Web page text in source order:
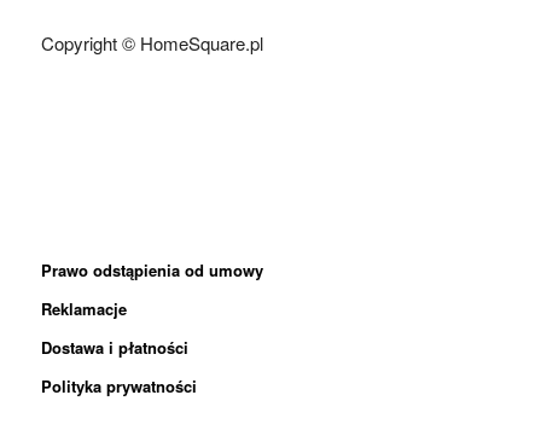
Copyright © HomeSquare.pl
Prawo odstąpienia od umowy
Reklamacje
Dostawa i płatności
Polityka prywatności